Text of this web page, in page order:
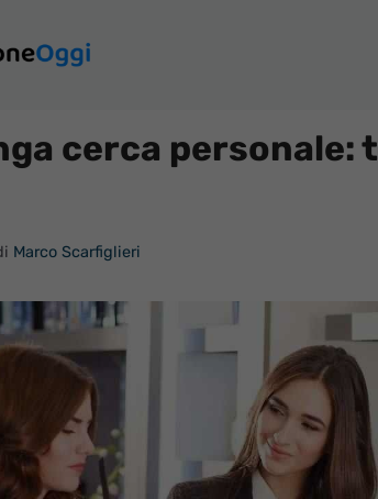
cerca
Marco Scarfiglieri